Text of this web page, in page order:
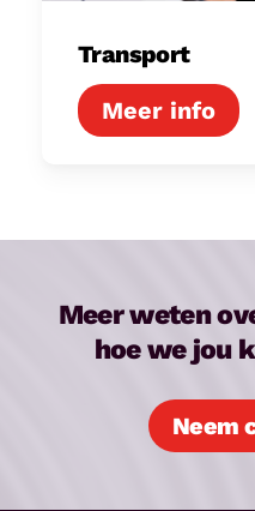
Transport
Meer weten
hoe we jou
Neem